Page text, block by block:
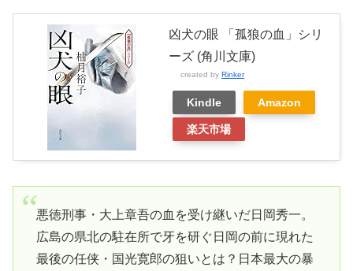
凶犬の眼 「孤狼の血」シリ
ーズ (角川文庫)
created by Rinker
Kindle Amazon
楽天市場
悪徳刑事・大上章吾の血を受け継いだ日岡秀一。
広島の県北の駐在所で牙を研ぐ日岡の前に現れた
最後の任侠・国光寛郎の狙いとは？日本最大の暴